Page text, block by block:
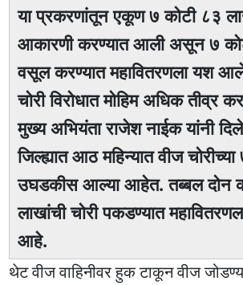
या प्रकरणांतून एकूण ७ कोटी ८३
आकारणी करण्यात आली असून ७
वसूल करण्यात महावितरणला यश
चोरी विरोधात मोहिम अधिक तीव्र
मुख्य अभियंता राजेश नाईक यांनी
जिल्ह्यात आठ महिन्यात वीज
उघडकीस आल्या आहेत. तब्बल दोन
लाखांची चोरी पकडण्यात
आहे.
थेट वीज वाहिनीवर हुक टाकून वीज